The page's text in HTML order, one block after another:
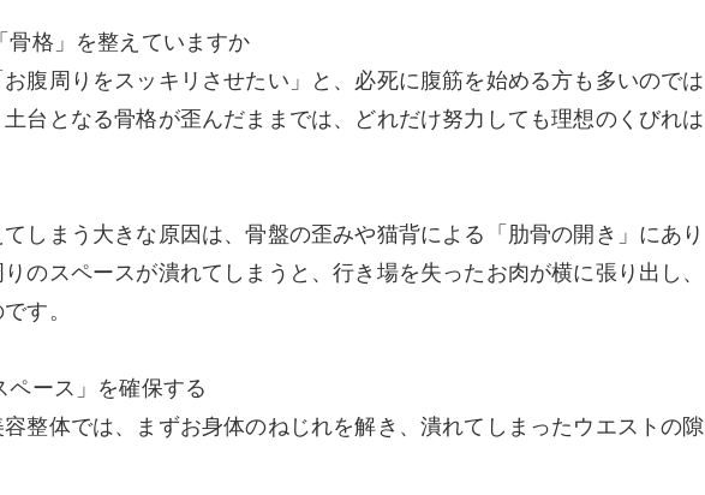
格」を整えていますか
腹周りをスッキリさせたい」と、必死に腹筋を始める方も多いのでは
台となる骨格が歪んだままでは、どれだけ努力しても理想のくびれは
しまう大きな原因は、骨盤の歪みや猫背による「肋骨の開き」にあり
のスペースが潰れてしまうと、行き場を失ったお肉が横に張り出し、
す。
ース」を確保する
整体では、まずお身体のねじれを解き、潰れてしまったウエストの隙